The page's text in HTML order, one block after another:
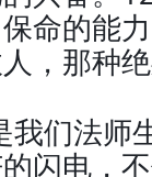
命的能
，那种
们法师
闪电，